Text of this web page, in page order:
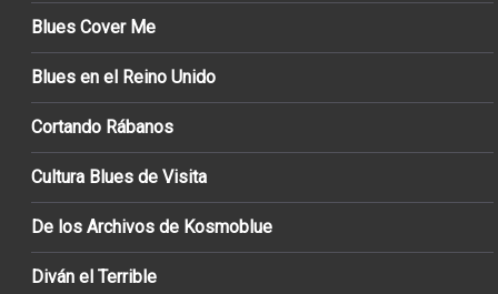
Blues Cover Me
Blues en el Reino Unido
Cortando Rábanos
Cultura Blues de Visita
De los Archivos de Kosmoblue
Diván el Terrible